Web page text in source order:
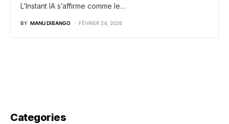
L’Instant IA s’affirme comme le…
BY MANU DIBANGO FÉVRIER 24, 2026
Categories